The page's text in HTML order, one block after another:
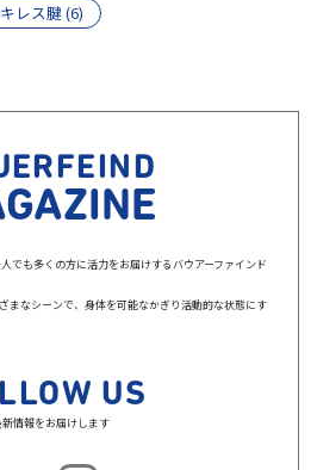
レス腱 (6)
人でも多くの方に活力をお届けするバウアーファインド
まなシーンで、身体を可能なかぎり活動的な状態にす
US
新情報をお届けします